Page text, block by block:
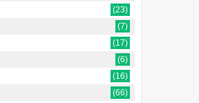
(23)
(7)
(17)
(6)
(16)
(66)